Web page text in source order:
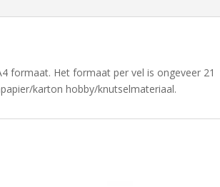
formaat. Het formaat per vel is ongeveer 21
karton hobby/knutselmateriaal.